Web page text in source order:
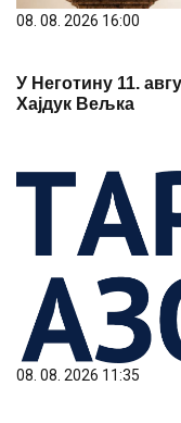
08. 08. 2026 16:00
У Неготину 11.
Хајдук Вељка
08. 08. 2026 11:35